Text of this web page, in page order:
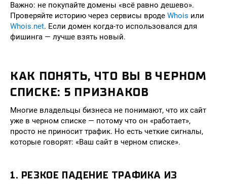
Важно: не покупайте домены «всё равно дешево».
Проверяйте историю через сервисы вроде Whois или
Whois.net. Если домен когда-то использовался для
фишинга — лучше взять новый.
КАК ПОНЯТЬ, ЧТО ВЫ В ЧЕРНОМ
СПИСКЕ: 5 ПРИЗНАКОВ
Многие владельцы бизнеса не понимают, что их сайт
уже в черном списке — потому что он «работает»,
просто не приносит трафик. Но есть четкие сигналы,
которые говорят: «Ваш сайт в черном списке».
1. РЕЗКОЕ ПАДЕНИЕ ТРАФИКА ИЗ